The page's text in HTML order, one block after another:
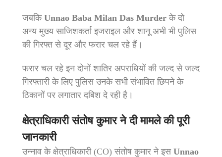
जबकि Unnao Baba Milan Das Murder के दो
अन्य मुख्य साजिशकर्ता इजराइल और शानू अभी भी पुलिस
की गिरफ्त से दूर और फरार चल रहे हैं।
फरार चल रहे इन दोनों शातिर अपराधियों की जल्द से जल्द
गिरफ्तारी के लिए पुलिस उनके सभी संभावित छिपने के
ठिकानों पर लगातार दबिश दे रही है।
क्षेत्राधिकारी संतोष कुमार ने दी मामले की पूरी
जानकारी
उन्नाव के क्षेत्राधिकारी (CO) संतोष कुमार ने इस Unnao